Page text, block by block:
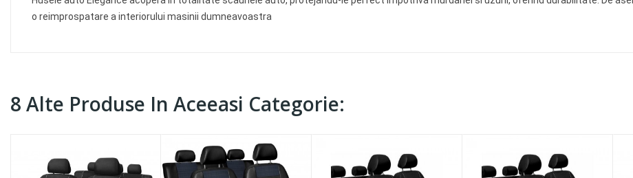
o reimprospatare a interiorului masinii dumneavoastra
8 Alte Produse In Aceeasi Categorie: